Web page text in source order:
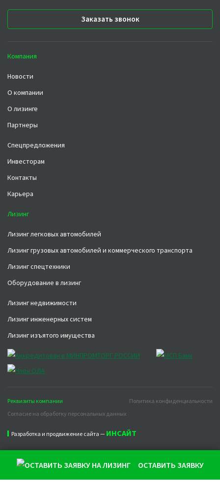
Заказать звонок
Компания
Новости
О компании
О лизинге
Партнеры
Спецпредложения
Инвесторам
Контакты
Карьера
Лизинг
Лизинг легковых автомобилей
Лизинг грузовых автомобилей и коммерческого транспорта
Лизинг спецтехники
Оборудование в лизинг
Лизинг недвижимости
Лизинг инженерных систем
Лизинг изъятого имущества
Реквизиты компании
Политика конфиденциальности
Согласие на обработку персональных данных
Разработка и продвижение сайта — ИНСАЙТ
ОСТАВИТЬ ЗАЯВКУ